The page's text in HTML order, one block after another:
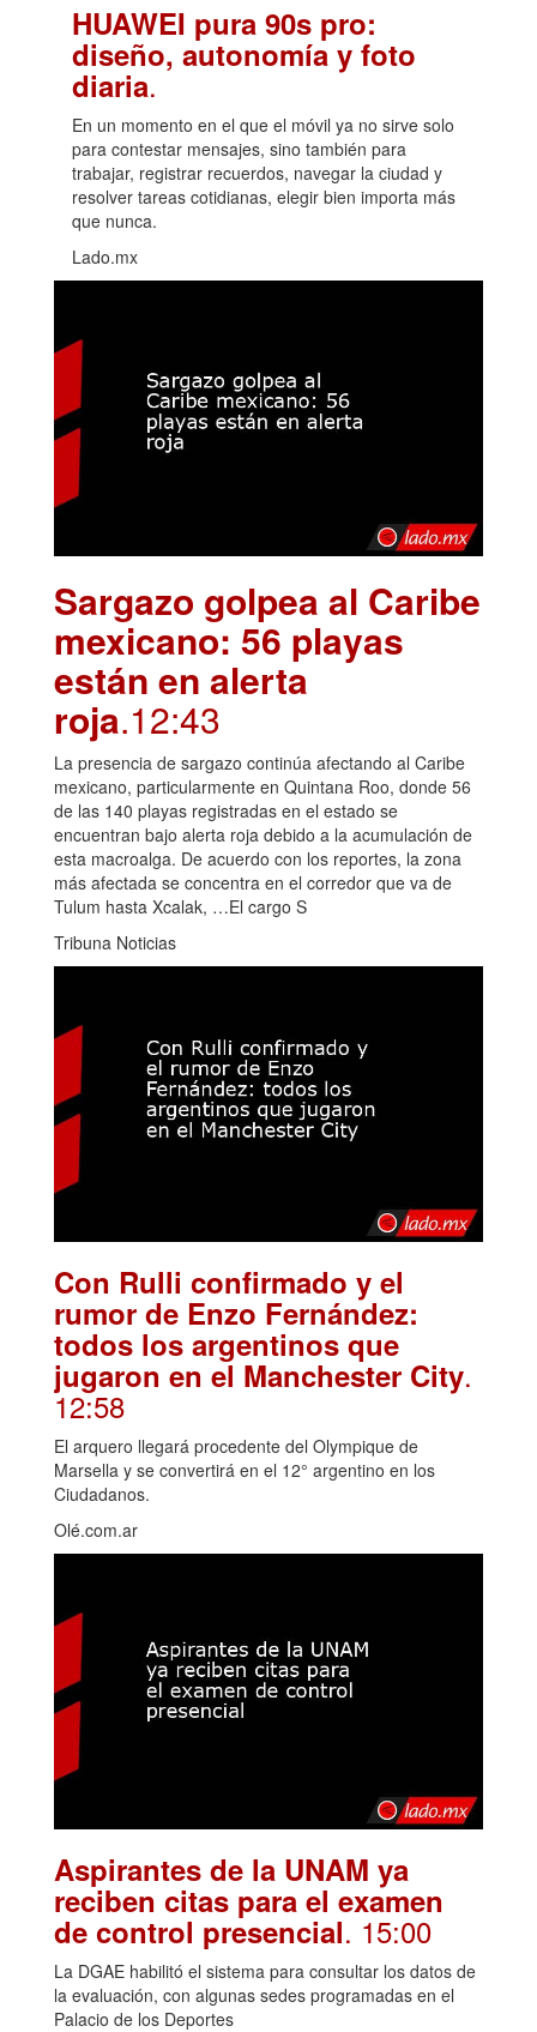
HUAWEI pura 90s pro:
diseño, autonomía y foto
diaria.
En un momento en el que el móvil ya no sirve solo
para contestar mensajes, sino también para
trabajar, registrar recuerdos, navegar la ciudad y
resolver tareas cotidianas, elegir bien importa más
que nunca.
Lado.mx
Sargazo golpea al Caribe
mexicano: 56 playas
están en alerta
roja.12:43
La presencia de sargazo continúa afectando al Caribe
mexicano, particularmente en Quintana Roo, donde 56
de las 140 playas registradas en el estado se
encuentran bajo alerta roja debido a la acumulación de
esta macroalga. De acuerdo con los reportes, la zona
más afectada se concentra en el corredor que va de
Tulum hasta Xcalak, …El cargo S
Tribuna Noticias
Con Rulli confirmado y el
rumor de Enzo Fernández:
todos los argentinos que
jugaron en el Manchester City.
12:58
El arquero llegará procedente del Olympique de
Marsella y se convertirá en el 12° argentino en los
Ciudadanos.
Olé.com.ar
Aspirantes de la UNAM ya
reciben citas para el examen
de control presencial. 15:00
La DGAE habilitó el sistema para consultar los datos de
la evaluación, con algunas sedes programadas en el
Palacio de los Deportes